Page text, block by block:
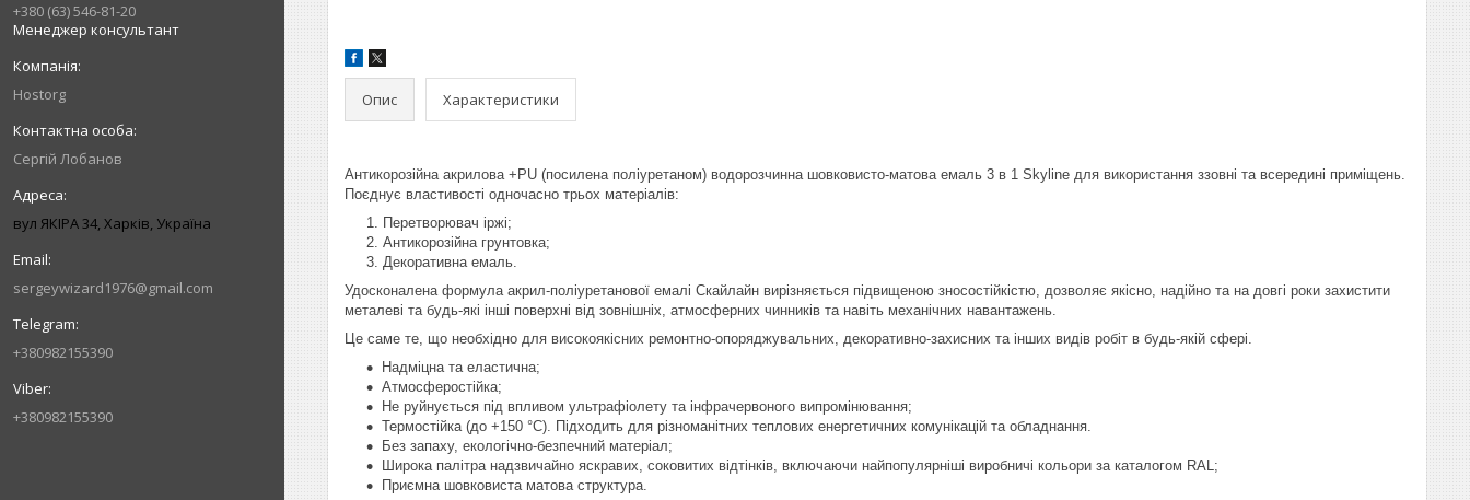
+380 (63) 546-81-20
Менеджер консультант
Hostorg
Сергій Лобанов
вул ЯКІРА 34, Харків, Україна
sergeywizard1976@gmail.com
+380982155390
+380982155390
Опис Характеристики
Антикорозійна акрилова +PU (посилена поліуретаном) водорозчинна шовковисто-матова емаль 3 в 1 Skyline для використання ззовні та всередині приміщень.
Поєднує властивості одночасно трьох матеріалів:
Перетворювач іржі;
Антикорозійна грунтовка;
Декоративна емаль.
Удосконалена формула акрил-поліуретанової емалі Скайлайн вирізняється підвищеною зносостійкістю, дозволяє якісно, надійно та на довгі роки захистити
металеві та будь-які інші поверхні від зовнішніх, атмосферних чинників та навіть механічних навантажень.
Це саме те, що необхідно для високоякісних ремонтно-опоряджувальних, декоративно-захисних та інших видів робіт в будь-якій сфері.
Надміцна та еластична;
Атмосферостійка;
Не руйнується під впливом ультрафіолету та інфрачервоного випромінювання;
Термостійка (до +150 °С). Підходить для різноманітних теплових енергетичних комунікацій та обладнання.
Без запаху, екологічно-безпечний матеріал;
Широка палітра надзвичайно яскравих, соковитих відтінків, включаючи найпопулярніші виробничі кольори за каталогом RAL;
Приємна шовковиста матова структура.